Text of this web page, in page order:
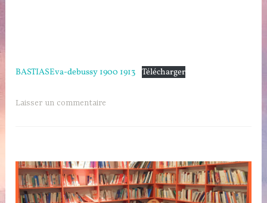
BASTIASEva-debussy 1900 1913 Télécharger
Laisser un commentaire